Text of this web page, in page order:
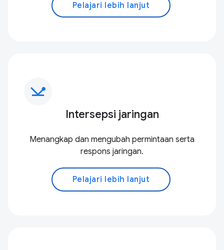
Pelajari lebih lanjut
network_ping
Intersepsi jaringan
Menangkap dan mengubah permintaan serta
respons jaringan.
Pelajari lebih lanjut